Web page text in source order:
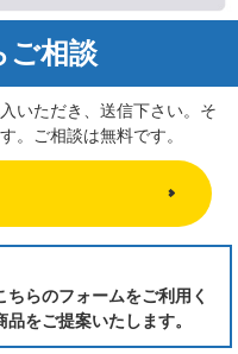
ご相談
いただき、送信下さい。そ
。ご相談は無料です。
らのフォームをご利用く
をご提案いたします。